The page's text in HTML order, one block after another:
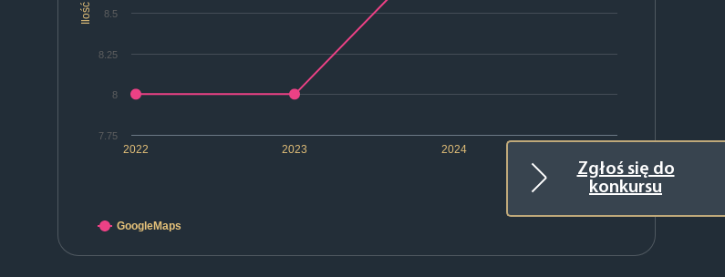
Zgłoś się do
konkursu
Ilość
2022 2023 2024
7.75
8
8.25
8.5
GoogleMaps